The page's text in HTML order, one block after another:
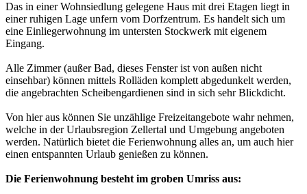
Das in einer Wohnsiedlung gelegene Haus mit drei Etagen liegt in
einer ruhigen Lage unfern vom Dorfzentrum. Es handelt sich um
eine Einliegerwohnung im untersten Stockwerk mit eigenem
Eingang.
Alle Zimmer (außer Bad, dieses Fenster ist von außen nicht
einsehbar) können mittels Rolläden komplett abgedunkelt werden,
die angebrachten Scheibengardienen sind in sich sehr Blickdicht.
Von hier aus können Sie unzählige Freizeitangebote wahr nehmen,
welche in der Urlaubsregion Zellertal und Umgebung angeboten
werden. Natürlich bietet die Ferienwohnung alles an, um auch hier
einen entspannten Urlaub genießen zu können.
Die Ferienwohnung besteht im groben Umriss aus: